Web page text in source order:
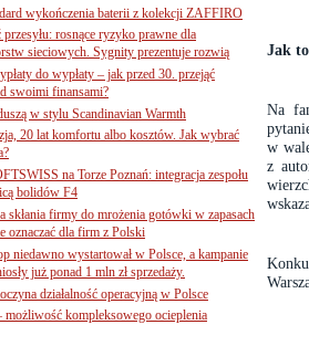
Jak
Na
w
z
wykończenia baterii z kolekcji ZAFFIRO
przesyłu: rosnące ryzyko prawne dla
sieciowych. Sygnity prezentuje rozwią
do wypłaty – jak przed 30. przejąć
swoimi finansami?
w stylu Scandinavian Warmth
20 lat komfortu albo kosztów. Jak wybrać
na Torze Poznań: integracja zespołu
bolidów F4
skłania firmy do mrożenia gotówki w zapasach
oznaczać dla firm z Polski
niedawno wystartował w Polsce, a kampanie
już ponad 1 mln zł sprzedaży.
działalność operacyjną w Polsce
możliwość kompleksowego ocieplenia